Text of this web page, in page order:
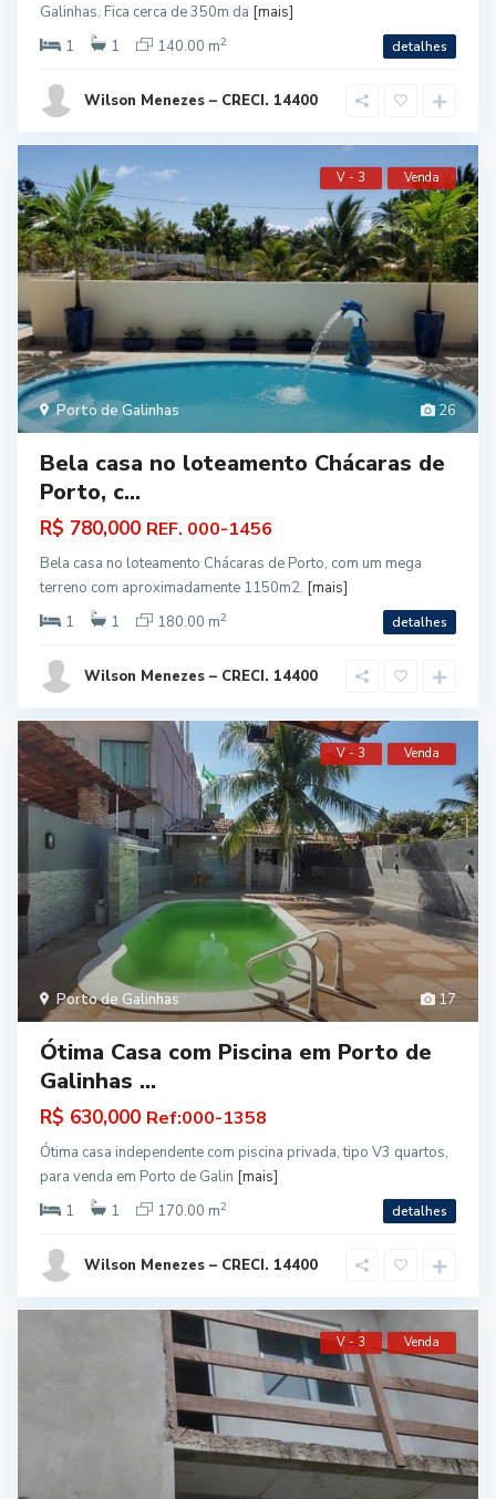
Galinhas. Fica cerca de 350m da [mais]
1
1 140.00 m2 detalhes
Wilson Menezes – CRECI. 14400
26
Porto de Galinhas
V - 3 Venda
Bela casa no loteamento Chácaras de
Porto, c...
R$ 780,000 REF. 000-1456
Bela casa no loteamento Chácaras de Porto, com um mega
terreno com aproximadamente 1150m2. [mais]
1
1 180.00 m2 detalhes
Wilson Menezes – CRECI. 14400
17
Porto de Galinhas
V - 3 Venda
Ótima Casa com Piscina em Porto de
Galinhas ...
R$ 630,000 Ref:000-1358
Ótima casa independente com piscina privada, tipo V3 quartos,
para venda em Porto de Galin [mais]
1
1 170.00 m2 detalhes
Wilson Menezes – CRECI. 14400
V - 3 Venda